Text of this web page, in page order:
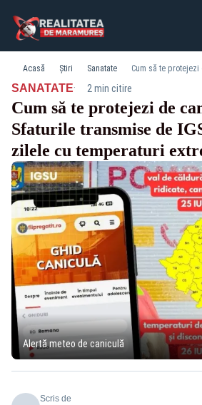
Acasă Știri Sanatate
SANATATE· 2 min citire
Cum să te protejezi de
Sfaturile transmise de
zilele cu temperaturi
Alertă meteo de caniculă
Scris de